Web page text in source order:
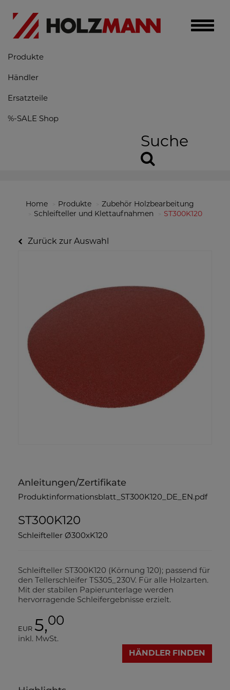
Toggle
Produkte
Händler
Ersatzteile
%-SALE Shop
Suche
Home Produkte
Zubehör Holzbearbeitung
Schleifteller und Klettaufnahmen
ST300K120
Zurück zur Auswahl
Anleitungen/Zertifikate
Produktinformationsblatt_ST300K120_DE_EN.pdf
ST300K120
Schleifteller Ø300xK120
Schleifteller ST300K120 (Körnung 120); passend für
den Tellerschleifer TS305_230V. Für alle Holzarten.
Mit der stabilen Papierunterlage werden
hervorragende Schleifergebnisse erzielt.
EUR 5,00
inkl. MwSt.
HÄNDLER FINDEN